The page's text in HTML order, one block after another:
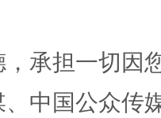
规模
承担一切因
中国公众传